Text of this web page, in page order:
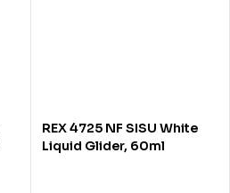
REX 4725 NF SISU White
Liquid Glider, 60ml